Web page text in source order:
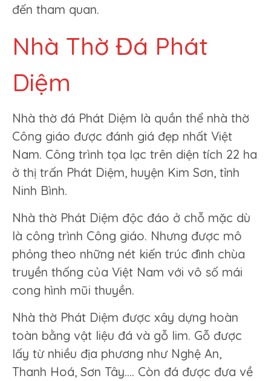
đến tham quan.
Nhà Thờ Đá Phát
Diệm
Nhà thờ đá Phát Diệm là quần thể nhà thờ
Công giáo được đánh giá đẹp nhất Việt
Nam. Công trình tọa lạc trên diện tích 22 ha
ở thị trấn Phát Diệm, huyện Kim Sơn, tỉnh
Ninh Bình.
Nhà thờ Phát Diệm độc đáo ở chỗ mặc dù
là công trình Công giáo. Nhưng được mô
phỏng theo những nét kiến trúc đình chùa
truyền thống của Việt Nam với vô số mái
cong hình mũi thuyền.
Nhà thờ Phát Diệm được xây dựng hoàn
toàn bằng vật liệu đá và gỗ lim. Gỗ được
lấy từ nhiều địa phương như Nghệ An,
Thanh Hoá, Sơn Tây…. Còn đá được đưa về